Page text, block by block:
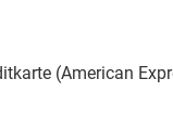
(American